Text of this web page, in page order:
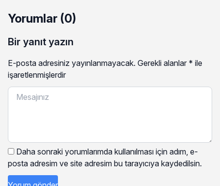
Yorumlar (0)
Bir yanıt yazın
E-posta adresiniz yayınlanmayacak. Gerekli alanlar * ile
işaretlenmişlerdir
Daha sonraki yorumlarımda kullanılması için adım, e-
posta adresim ve site adresim bu tarayıcıya kaydedilsin.